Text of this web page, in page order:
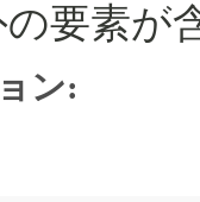
の要素が
ン: